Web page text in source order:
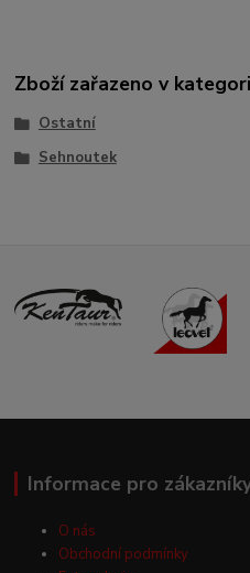
Zboží zařazeno v
Ostatní
Sehnoutek
Informace pro
O nás
Obchodní podmínky